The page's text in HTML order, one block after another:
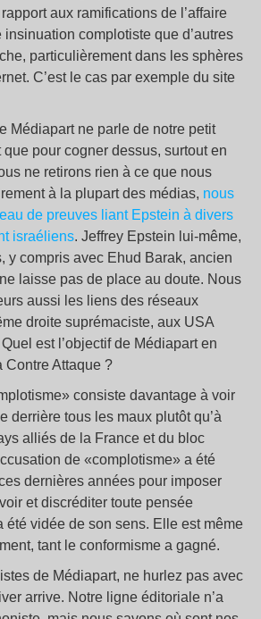
rapport aux ramifications de l’affaire
complotiste que d’autres
particulièrement dans les sphères
C’est le cas par exemple du site
Médiapart ne parle de notre petit
pour cogner dessus, surtout en
ne retirons rien à ce que nous
à la plupart des médias, nous
de preuves liant Epstein à divers
israéliens. Jeffrey Epstein lui-même,
y compris avec Ehud Barak, ancien
laisse pas de place au doute. Nous
aussi les liens des réseaux
droite suprémaciste, aux USA
est l’objectif de Médiapart en
Contre Attaque ?
consiste davantage à voir
derrière tous les maux plutôt qu’à
alliés de la France et du bloc
de «complotisme» a été
dernières années pour imposer
et discréditer toute pensée
été vidée de son sens. Elle est même
tant le conformisme a gagné.
de Médiapart, ne hurlez pas avec
arrive. Notre ligne éditoriale n’a